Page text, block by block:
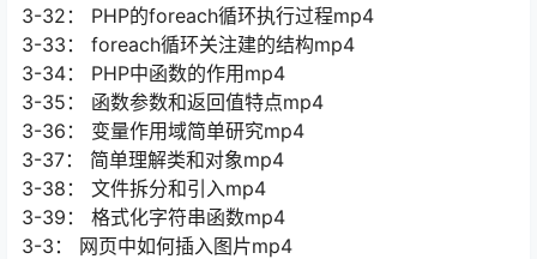
3-32： PHP的foreach循环执行过程mp4
3-33： foreach循环关注建的结构mp4
3-34： PHP中函数的作用mp4
3-35： 函数参数和返回值特点mp4
3-36： 变量作用域简单研究mp4
3-37： 简单理解类和对象mp4
3-38： 文件拆分和引入mp4
3-39： 格式化字符串函数mp4
3-3： 网页中如何插入图片mp4